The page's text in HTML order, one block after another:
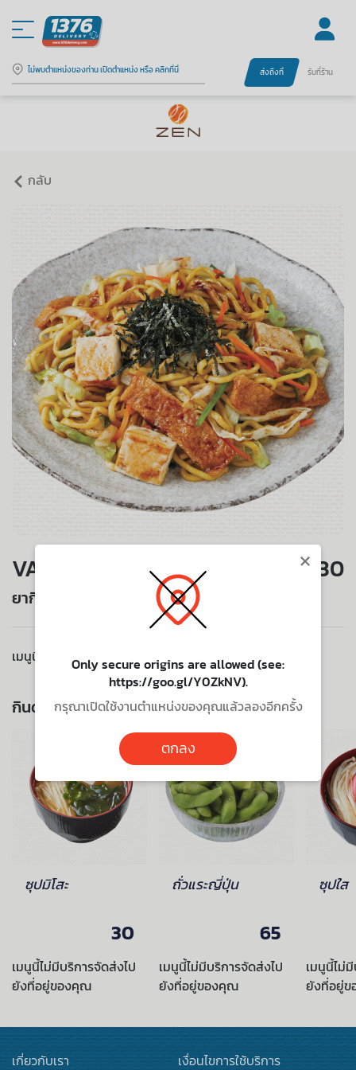
ไม่พบตำแหน่งของท่าน เปิดตำแหน่ง หรือ คลิกที่นี่ ส่งถึงที่ รับที่ร้าน
กลับ
VALUE SET 130
ยากิโซบะมังสวิรัติ
เมนูนี้ไม่มีบริการจัดส่งไปยังที่อยู่ของคุณ
กินด้วยกัน ยิ่งอร่อย
ซุปมิโสะ
30
เมนูนี้ไม่มีบริการจัดส่งไป
ยังที่อยู่ของคุณ
ถั่วแระญี่ปุ่น
65
เมนูนี้ไม่มีบริการจัดส่งไป
ยังที่อยู่ของคุณ
ซุปใส
เมนูนี้ไม่
ยังที่อยู่
เกี่ยวกับเรา เงื่อนไขการใช้บริการ
×
Only secure origins are allowed (see:
https://goo.gl/Y0ZkNV).
กรุณาเปิดใช้งานตำแหน่งของคุณแล้วลองอีกครั้ง
ตกลง